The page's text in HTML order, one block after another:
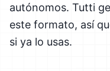
autónomos. Tutti
este formato, así
si ya lo usas.